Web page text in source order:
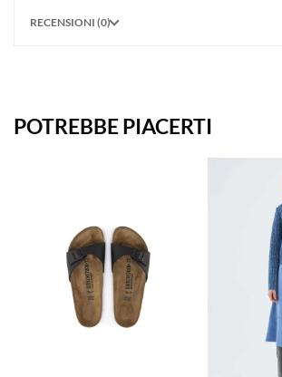
RECENSIONI (0)
POTREBBE PIACERTI